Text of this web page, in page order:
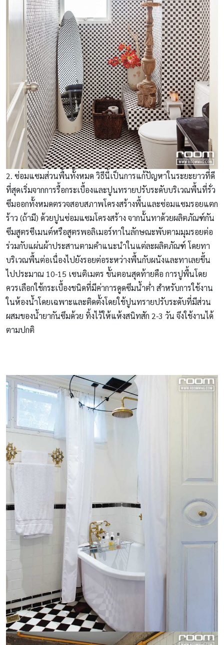
2. ซ่อมแซมส่วนพื้นทั้งหมด วิธีนี้เป็นการแก้ปัญหาในระยะยาวที่ดี
ที่สุดเริ่มจากการรื้อกระเบื้องและปูนทรายปรับระดับบริเวณพื้นที่รั่ว
ซึมออกทั้งหมดตรวจสอบสภาพโครงสร้างพื้นและซ่อมแซมรอยแตก
ร้าว (ถ้ามี) ด้วยปูนซ่อมแซมโครงสร้าง จากนั้นทาด้วยผลิตภัณฑ์กัน
ซึมสูตรซีเมนต์หรือสูตรพอลิเมอร์ทาในลักษณะพับตามมุมรอยต่อ
ร่วมกับแผ่นผ้าประสานตามคําแนะนําในแต่ละผลิตภัณฑ์ โดยทา
บริเวณพื้นต่อเนื่องไปยังรอยต่อระหว่างพื้นกับผนังและทาเลยขึ้น
ไปประมาณ 10-15 เซนติเมตร ขั้นตอนสุดท้ายคือ การปูพื้นโดย
ควรเลือกใช้กระเบื้องชนิดที่มีค่าการดูดซึมน้ําต่ํา สําหรับการใช้งาน
ในห้องน้ําโดยเฉพาะและติดตั้งโดยใช้ปูนทรายปรับระดับที่มีส่วน
ผสมของน้ํายากันซึมด้วย ทิ้งไว้ให้แห้งสนิทสัก 2-3 วัน จึงใช้งานได้
ตามปกติ